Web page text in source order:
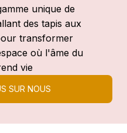
unique de
des tapis aux
transformer
où l'âme du
vie
SUR NOUS